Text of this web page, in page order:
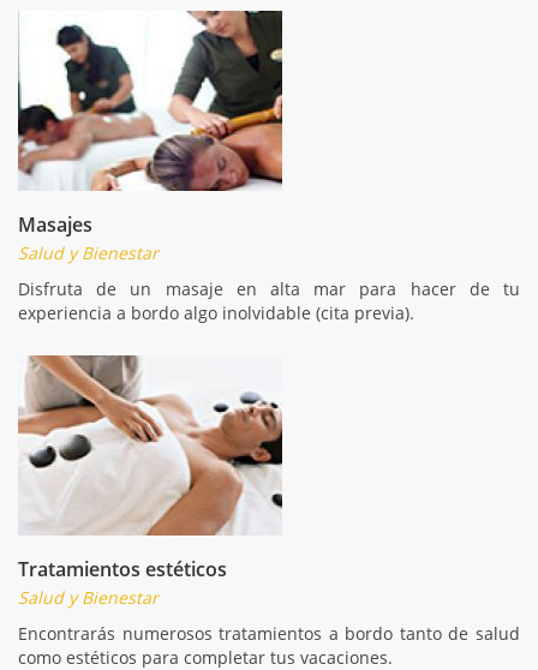
Masajes
Salud y Bienestar
Disfruta de un masaje en alta mar para hacer de tu
experiencia a bordo algo inolvidable (cita previa).
Tratamientos estéticos
Salud y Bienestar
Encontrarás numerosos tratamientos a bordo tanto de salud
como estéticos para completar tus vacaciones.